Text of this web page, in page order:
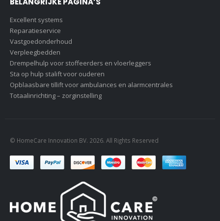
Excellent systems
Reparatieservice
Vastgoedonderhoud
Verpleegbedden
Drempelhulp voor stoffeerders en vloerleggers
Sta op hulp stalift voor ouderen
Opblaasbare tillift voor ambulances en alarmcentrales
Totaalinrichting – zorginstelling
© HomeCare Innovation BV. 2026. All Rights Reserved